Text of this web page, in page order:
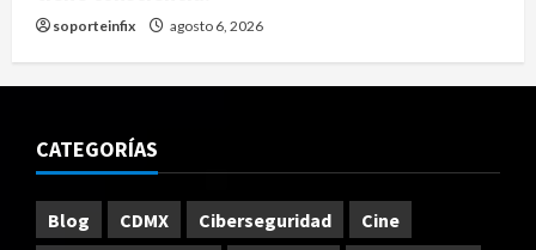
soporteinfix agosto 6, 2026
CATEGORÍAS
Blog CDMX Ciberseguridad
Cine